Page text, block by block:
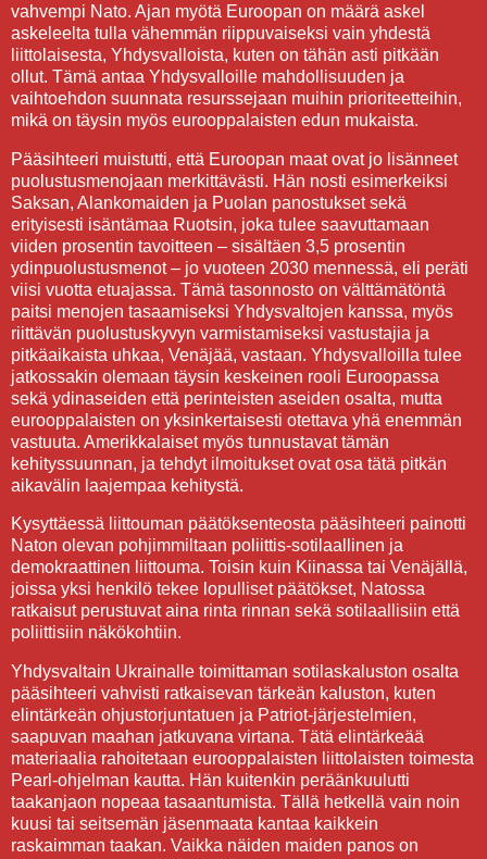
vahvempi Nato. Ajan myötä Euroopan on määrä askel
askeleelta tulla vähemmän riippuvaiseksi vain yhdestä
liittolaisesta, Yhdysvalloista, kuten on tähän asti pitkään
ollut. Tämä antaa Yhdysvalloille mahdollisuuden ja
vaihtoehdon suunnata resurssejaan muihin prioriteetteihin,
mikä on täysin myös eurooppalaisten edun mukaista.
Pääsihteeri muistutti, että Euroopan maat ovat jo lisänneet
puolustusmenojaan merkittävästi. Hän nosti esimerkeiksi
Saksan, Alankomaiden ja Puolan panostukset sekä
erityisesti isäntämaa Ruotsin, joka tulee saavuttamaan
viiden prosentin tavoitteen – sisältäen 3,5 prosentin
ydinpuolustusmenot – jo vuoteen 2030 mennessä, eli peräti
viisi vuotta etuajassa. Tämä tasonnosto on välttämätöntä
paitsi menojen tasaamiseksi Yhdysvaltojen kanssa, myös
riittävän puolustuskyvyn varmistamiseksi vastustajia ja
pitkäaikaista uhkaa, Venäjää, vastaan. Yhdysvalloilla tulee
jatkossakin olemaan täysin keskeinen rooli Euroopassa
sekä ydinaseiden että perinteisten aseiden osalta, mutta
eurooppalaisten on yksinkertaisesti otettava yhä enemmän
vastuuta. Amerikkalaiset myös tunnustavat tämän
kehityssuunnan, ja tehdyt ilmoitukset ovat osa tätä pitkän
aikavälin laajempaa kehitystä.
Kysyttäessä liittouman päätöksenteosta pääsihteeri painotti
Naton olevan pohjimmiltaan poliittis-sotilaallinen ja
demokraattinen liittouma. Toisin kuin Kiinassa tai Venäjällä,
joissa yksi henkilö tekee lopulliset päätökset, Natossa
ratkaisut perustuvat aina rinta rinnan sekä sotilaallisiin että
poliittisiin näkökohtiin.
Yhdysvaltain Ukrainalle toimittaman sotilaskaluston osalta
pääsihteeri vahvisti ratkaisevan tärkeän kaluston, kuten
elintärkeän ohjustorjuntatuen ja Patriot-järjestelmien,
saapuvan maahan jatkuvana virtana. Tätä elintärkeää
materiaalia rahoitetaan eurooppalaisten liittolaisten toimesta
Pearl-ohjelman kautta. Hän kuitenkin peräänkuulutti
taakanjaon nopeaa tasaantumista. Tällä hetkellä vain noin
kuusi tai seitsemän jäsenmaata kantaa kaikkein
raskaimman taakan. Vaikka näiden maiden panos on